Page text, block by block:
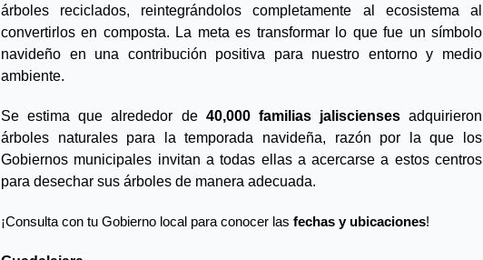
árboles reciclados, reintegrándolos completamente al ecosistema al
convertirlos en composta. La meta es transformar lo que fue un símbolo
navideño en una contribución positiva para nuestro entorno y medio
ambiente.
Se estima que alrededor de 40,000 familias jaliscienses adquirieron
árboles naturales para la temporada navideña, razón por la que los
Gobiernos municipales invitan a todas ellas a acercarse a estos centros
para desechar sus árboles de manera adecuada.
¡Consulta con tu Gobierno local para conocer las fechas y ubicaciones!